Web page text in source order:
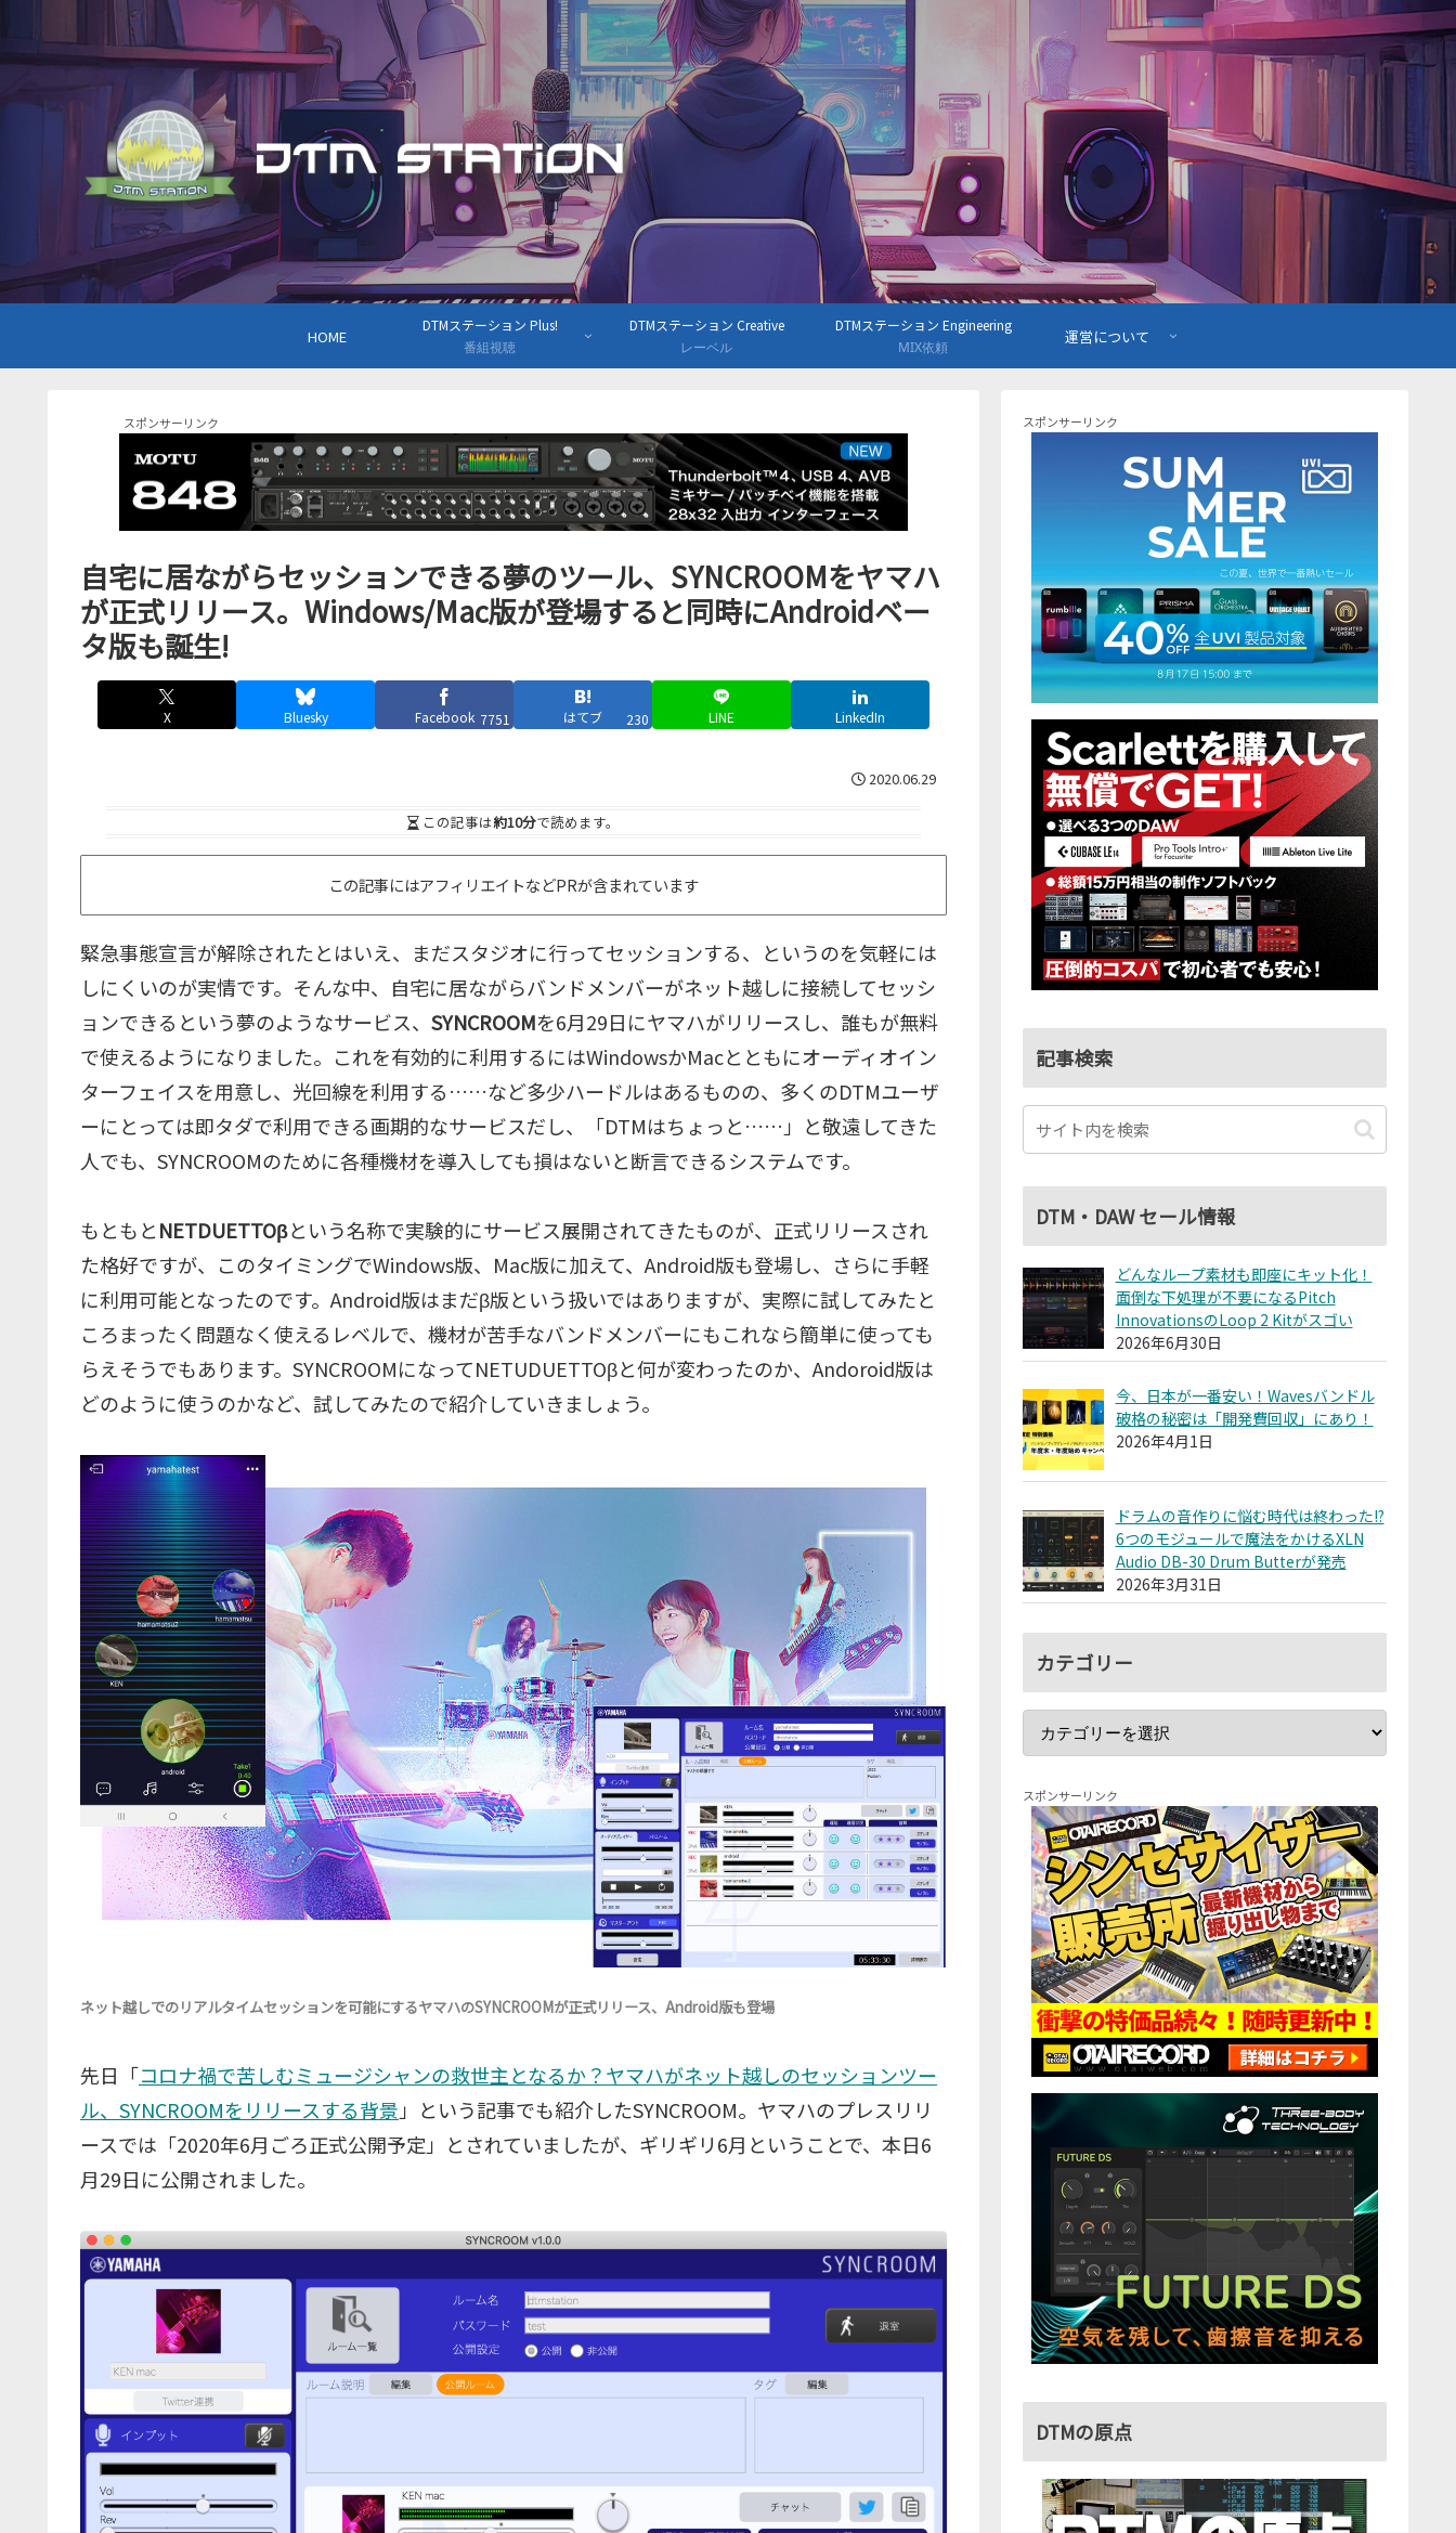
HOME
DTMステーション Plus!
番組視聴
DTMステーション Creative
レーベル
DTMステーション Engineering
MIX依頼
運営について
スポンサーリンク
自宅に居ながらセッションできる夢のツール、SYNCROOMをヤマハ
が正式リリース。Windows/Mac版が登場すると同時にAndroidベー
タ版も誕生!
X Bluesky Facebook 7751 はてブ 230 LINE LinkedIn
2020.06.29
この記事は約10分で読めます。
この記事にはアフィリエイトなどPRが含まれています
緊急事態宣言が解除されたとはいえ、まだスタジオに行ってセッションする、というのを気軽には
しにくいのが実情です。そんな中、自宅に居ながらバンドメンバーがネット越しに接続してセッシ
ョンできるという夢のようなサービス、 SYNCROOMを6月29日にヤマハがリリースし、誰もが無料
で使えるようになりました。これを有効的に利用するにはWindowsかMacとともにオーディオイン
ターフェイスを用意し、光回線を利用する……など多少ハードルはあるものの、多くのDTMユーザ
ーにとっては即タダで利用できる画期的なサービスだし、「DTMはちょっと……」と敬遠してきた
人でも、SYNCROOMのために各種機材を導入しても損はないと断言できるシステムです。
もともとNETDUETTOβという名称で実験的にサービス展開されてきたものが、正式リリースされ
た格好ですが、このタイミングでWindows版、Mac版に加えて、Android版も登場し、さらに手軽
に利用可能となったのです。Android版はまだβ版という扱いではありますが、実際に試してみたと
ころまったく問題なく使えるレベルで、機材が苦手なバンドメンバーにもこれなら簡単に使っても
らえそうでもあります。SYNCROOMになってNETUDUETTOβと何が変わったのか、Andoroid版は
どのように使うのかなど、試してみたので紹介していきましょう。
ネット越しでのリアルタイムセッションを可能にするヤマハのSYNCROOMが正式リリース、Android版も登場
先日「コロナ禍で苦しむミュージシャンの救世主となるか？ヤマハがネット越しのセッションツー
ル、SYNCROOMをリリースする背景 」という記事でも紹介したSYNCROOM。ヤマハのプレスリリ
ースでは「2020年6月ごろ正式公開予定」とされていましたが、ギリギリ6月ということで、本日6
月29日に公開されました。
スポンサーリンク
記事検索
DTM・DAW セール情報
どんなループ素材も即座にキット化！
面倒な下処理が不要になるPitch
InnovationsのLoop 2 Kitがスゴい
2026年6月30日
今、日本が一番安い！Wavesバンドル
破格の秘密は「開発費回収」にあり！
2026年4月1日
ドラムの音作りに悩む時代は終わった!?
6つのモジュールで魔法をかけるXLN
Audio DB-30 Drum Butterが発売
2026年3月31日
カテゴリー
スポンサーリンク
DTMの原点